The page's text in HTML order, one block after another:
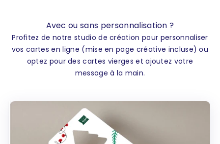
Avec ou sans personnalisation ?
Profitez de notre studio de création pour personnaliser
vos cartes en ligne (mise en page créative incluse) ou
optez pour des cartes vierges et ajoutez votre
message à la main.